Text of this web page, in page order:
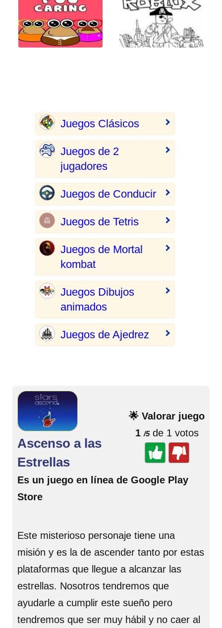
Juegos Clásicos
Juegos de 2
jugadores
Juegos de Conducir
Juegos de Tetris
Juegos de Mortal
kombat
Juegos Dibujos
animados
Juegos de Ajedrez
🌟 Valorar juego
1 /5de 1 votos
Ascenso a las
Estrellas
Es un juego en línea de Google Play
Store
Este misterioso personaje tiene una
misión y es la de ascender tanto por estas
plataformas que llegue a alcanzar las
estrellas. Nosotros tendremos que
ayudarle a cumplir este sueño pero
tendremos que ser muy hábil y no caer al